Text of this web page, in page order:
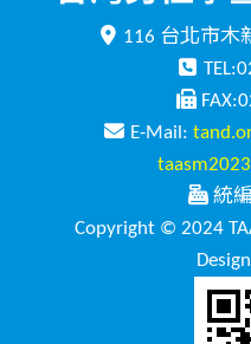
116 台北市木
E-Mail:
統
Copyright © 2024